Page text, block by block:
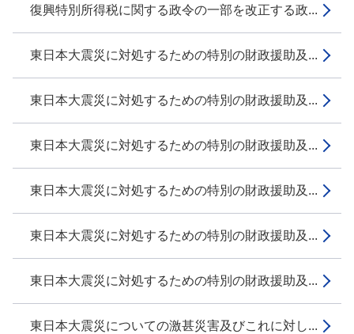
復興特別所得税に関する政令の一部を改正する政...
東日本大震災に対処するための特別の財政援助及...
東日本大震災に対処するための特別の財政援助及...
東日本大震災に対処するための特別の財政援助及...
東日本大震災に対処するための特別の財政援助及...
東日本大震災に対処するための特別の財政援助及...
東日本大震災に対処するための特別の財政援助及...
東日本大震災についての激甚災害及びこれに対し...